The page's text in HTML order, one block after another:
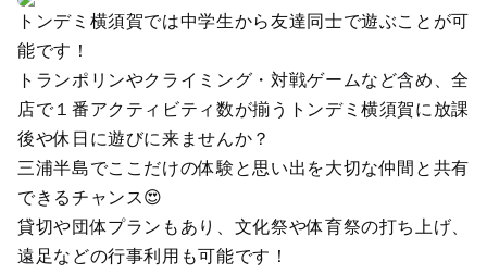
トンデミ横須賀では中学生から友達同士で遊ぶことが可
能です！
トランポリンやクライミング・対戦ゲームなど含め、全
店で１番アクティビティ数が揃うトンデミ横須賀に放課
後や休日に遊びに来ませんか？
三浦半島でここだけの体験と思い出を大切な仲間と共有
できるチャンス😍
貸切や団体プランもあり、文化祭や体育祭の打ち上げ、
遠足などの行事利用も可能です！